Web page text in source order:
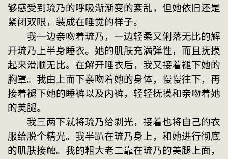
够感受到琉乃的呼吸渐渐变的紊乱，但她依旧还是
紧闭双眼，装成在睡觉的样子。
我一边亲吻着琉乃，一边轻柔又俐落无比的解
开琉乃上半身睡衣。她的肌肤充满弹性，而且抚摸
起来滑顺无比。在解开睡衣后，我又接着褪下她的
胸罩。我由上而下亲吻着她的身体，慢慢往下，再
接着褪下她的睡裤以及内裤，轻轻抚摸和亲吻着她
的美腿。
我三两下就将琉乃给剥光，接着也将自己的衣
服给脱个精光。我半趴在琉乃身上，和她进行彻底
的肌肤接触。我的粗大老二靠在琉乃的美腿上面，